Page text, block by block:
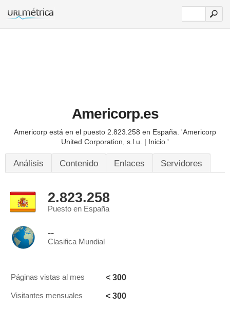
Americorp.es
Americorp está en el puesto 2.823.258 en España. 'Americorp
United Corporation, s.l.u. | Inicio.'
Análisis Contenido Enlaces Servidores
2.823.258
Puesto en España
--
Clasifica Mundial
Páginas vistas al mes < 300
Visitantes mensuales < 300